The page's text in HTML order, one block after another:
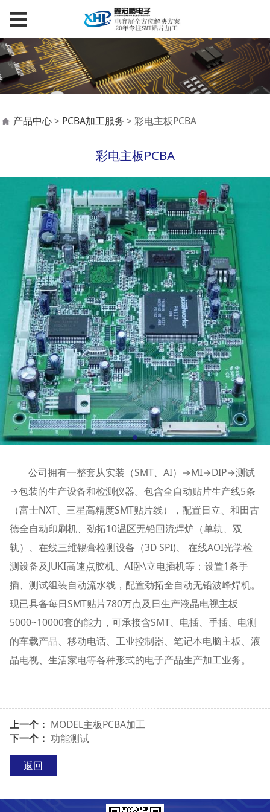
彩电主板PCBA
产品中心> PCBA加工服务 > 彩电主板PCBA
彩电主板PCBA
公司拥有一整套从实装（SMT、AI）→MI→DIP→测试
→包装的生产设备和检测仪器。包含全自动贴片生产线5条
（富士NXT、三星高精度SMT贴片线），配置日立、和田古
德全自动印刷机、劲拓10温区无铅回流焊炉（单轨、双
轨）、在线三维锡膏检测设备（3D SPI)、 在线AOI光学检
测设备及JUKI高速点胶机、AI卧\立电插机等；设置1条手
插、测试组装自动流水线，配置劲拓全自动无铅波峰焊机。
现已具备每日SMT贴片780万点及日生产液晶电视主板
5000~10000套的能力，可承接含SMT、电插、手插、电测
的车载产品、移动电话、工业控制器、笔记本电脑主板、液
晶电视、生活家电等各种形式的电子产品生产加工业务。
上一个： MODEL主板PCBA加工
下一个： 功能测试
返回